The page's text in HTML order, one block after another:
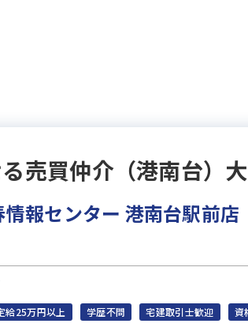
売買仲介（港南台）
報センター 港南台駅前店
給25万円以上 学歴不問 宅建取引士歓迎 資